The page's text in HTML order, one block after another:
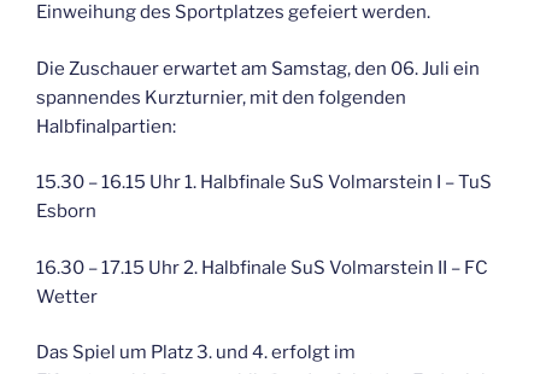
Einweihung des Sportplatzes gefeiert werden.
Die Zuschauer erwartet am Samstag, den 06. Juli ein
spannendes Kurzturnier, mit den folgenden
Halbfinalpartien:
15.30 – 16.15 Uhr 1. Halbfinale SuS Volmarstein I – TuS
Esborn
16.30 – 17.15 Uhr 2. Halbfinale SuS Volmarstein II – FC
Wetter
Das Spiel um Platz 3. und 4. erfolgt im